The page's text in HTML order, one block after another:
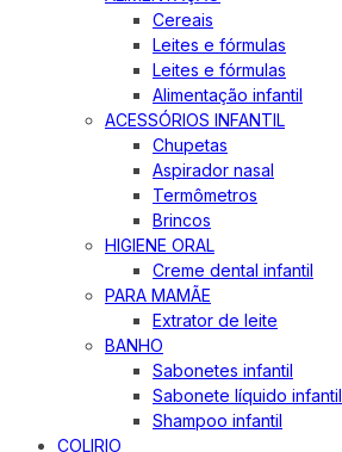
Cereais
Leites e fórmulas
Leites e fórmulas
Alimentação infantil
ACESSÓRIOS INFANTIL
Chupetas
Aspirador nasal
Termômetros
Brincos
HIGIENE ORAL
Creme dental infantil
PARA MAMÃE
Extrator de leite
BANHO
Sabonetes infantil
Sabonete líquido infantil
Shampoo infantil
COLIRIO